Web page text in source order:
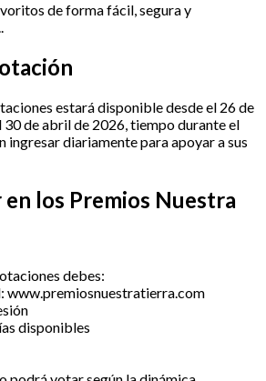
de forma fácil, segura y
estará disponible desde el 26 de
30 de abril de 2026, tiempo durante el
ingresar diariamente para apoyar a sus
los Premios Nuestra
debes:
www.premiosnuestratierra.com
disponibles